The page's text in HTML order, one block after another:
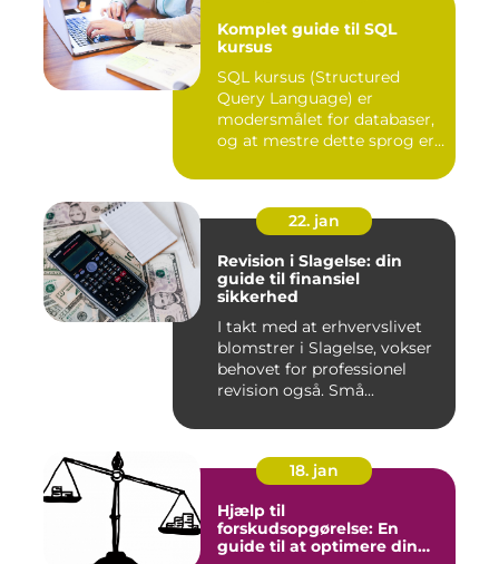
Komplet guide til SQL
kursus
SQL kursus (Structured
Query Language) er
modersmålet for databaser,
og at mestre dette sprog er
22. jan
Revision i Slagelse: din
guide til finansiel
sikkerhed
I takt med at erhvervslivet
blomstrer i Slagelse, vokser
behovet for professionel
revision også. Små...
18. jan
Hjælp til
forskudsopgørelse: En
guide til at optimere din